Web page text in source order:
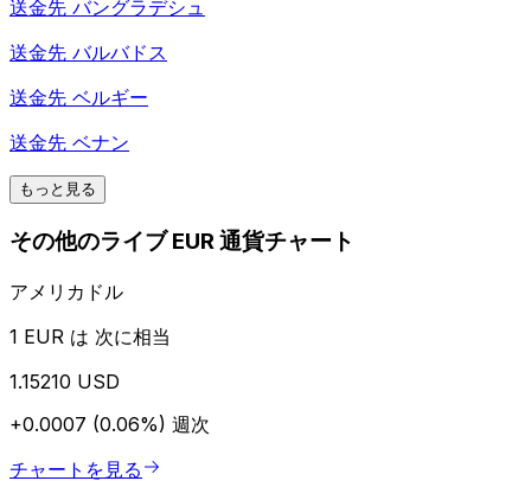
送金先 バングラデシュ
送金先 バルバドス
送金先 ベルギー
送金先 ベナン
もっと見る
その他のライブ EUR 通貨チャート
アメリカドル
1 EUR は 次に相当
1.15210 USD
+0.0007 (0.06%) 週次
チャートを見る